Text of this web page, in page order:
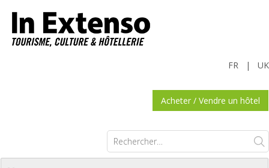
UK
|
FR
Acheter / Vendre un hôtel
Rechercher :